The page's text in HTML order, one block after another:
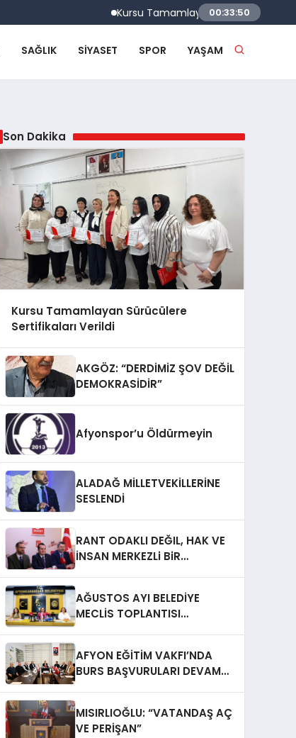
Kursu Tamamlayan Sürücülere
00:33:50
SAĞLIK SIYASET SPOR YAŞAM
Son Dakika
Kursu Tamamlayan Sürücülere
Sertifikaları Verildi
AKGÖZ: “DERDİMİZ ŞOV DEĞİL
DEMOKRASİDİR”
Afyonspor’u Öldürmeyin
ALADAĞ MİLLETVEKİLLERİNE
SESLENDİ
RANT ODAKLI DEĞIL, HAK VE
İNSAN MERKEZLi BiR
YANINDAYIZ!
AĞUSTOS AYI BELEDİYE
MECLİS TOPLANTISI
AFYON EĞİTİM VAKFI’NDA
BURS BAŞVURULARI DEVAM
MISIRLIOĞLU: “VATANDAŞ AÇ
VE PERİŞAN”